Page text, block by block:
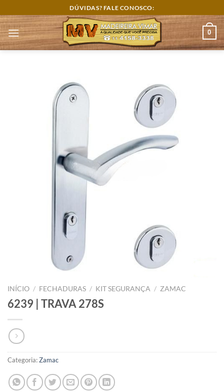
to
content
DÚVIDAS? FALE CONOSCO:
0
INÍCIO / FECHADURAS / KIT SEGURANÇA / ZAMAC
6239 | TRAVA 278S
Categoria:Zamac